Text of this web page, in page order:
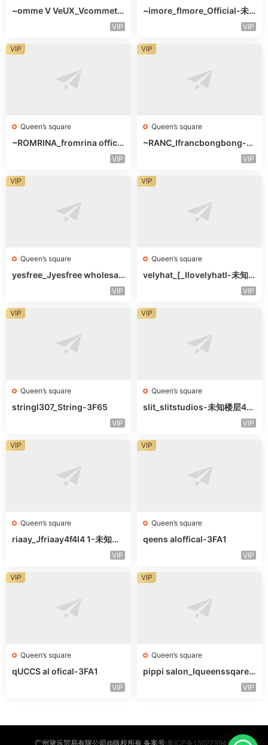
~omme V VeUX_Vcommetu
VIP
~imore_flmore_Official-未
VIP
Queen’s square
~ROMRINA_fromrina officia
VIP
VIP
Queen’s square
~RANC_Ifrancbongbong-未
VIP
VIP
Queen’s square
yesfree_Jyesfree wholesal
VIP
VIP
Queen’s square
velyhat_[_Ilovelyhatl-未知
VIP
VIP
Queen’s square
stringl307_String-3F65
VIP
VIP
Queen’s square
slit_slitstudios-未知楼层415
VIP
VIP
Queen’s square
riaay_Jfriaay4f4l4 1-未知楼
VIP
VIP
Queen’s square
qeens aloffical-3FA1
VIP
VIP
Queen’s square
qUCCS al ofical-3FA1
VIP
VIP
Queen’s square
pippi salon_Iqueenssqareo
VIP
VIP
广州黛乐贸易有限公司@版权所有 备案号:粤ICP备15022994号